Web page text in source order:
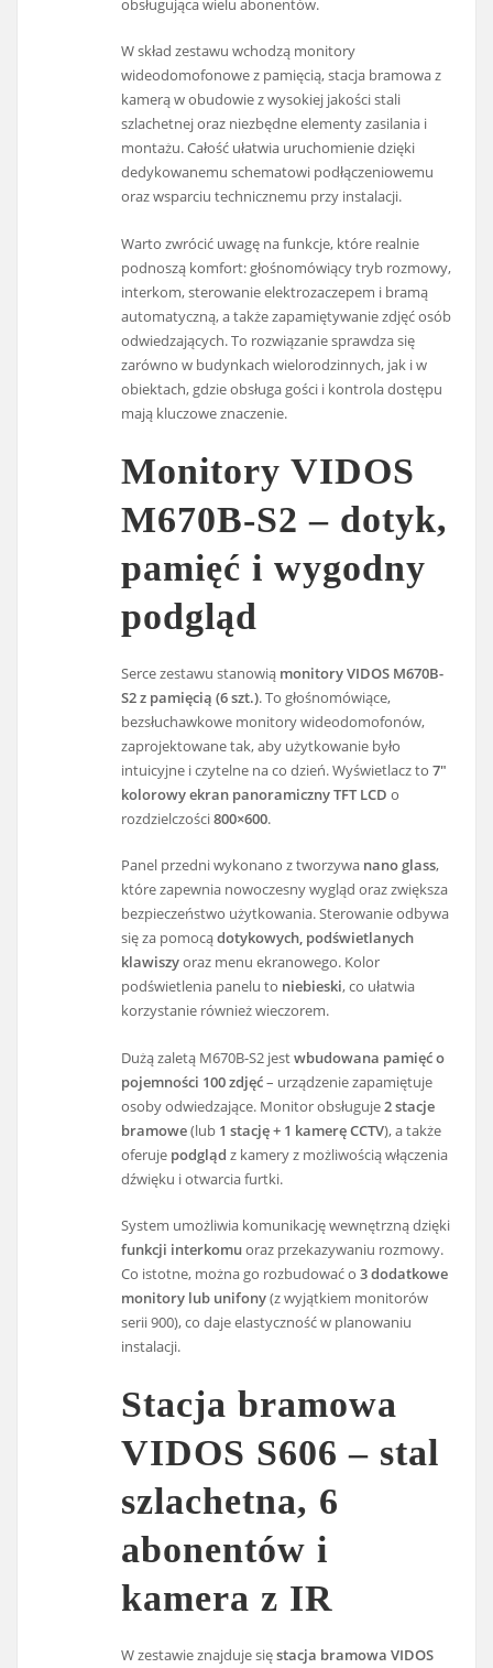
obsługująca wielu abonentów.
W skład zestawu wchodzą monitory
wideodomofonowe z pamięcią, stacja bramowa z
kamerą w obudowie z wysokiej jakości stali
szlachetnej oraz niezbędne elementy zasilania i
montażu. Całość ułatwia uruchomienie dzięki
dedykowanemu schematowi podłączeniowemu
oraz wsparciu technicznemu przy instalacji.
Warto zwrócić uwagę na funkcje, które realnie
podnoszą komfort: głośnomówiący tryb rozmowy,
interkom, sterowanie elektrozaczepem i bramą
automatyczną, a także zapamiętywanie zdjęć osób
odwiedzających. To rozwiązanie sprawdza się
zarówno w budynkach wielorodzinnych, jak i w
obiektach, gdzie obsługa gości i kontrola dostępu
mają kluczowe znaczenie.
Monitory VIDOS
M670B-S2 – dotyk,
pamięć i wygodny
podgląd
Serce zestawu stanowią monitory VIDOS M670B-
S2 z pamięcią (6 szt.). To głośnomówiące,
bezsłuchawkowe monitory wideodomofonów,
zaprojektowane tak, aby użytkowanie było
intuicyjne i czytelne na co dzień. Wyświetlacz to7"
kolorowy ekran panoramiczny TFT LCD o
rozdzielczości800×600.
Panel przedni wykonano z tworzywa nano glass,
które zapewnia nowoczesny wygląd oraz zwiększa
bezpieczeństwo użytkowania. Sterowanie odbywa
się za pomocądotykowych, podświetlanych
klawiszyoraz menu ekranowego. Kolor
podświetlenia panelu to niebieski, co ułatwia
korzystanie również wieczorem.
Dużą zaletą M670B-S2 jestwbudowana pamięć o
pojemności 100 zdjęć– urządzenie zapamiętuje
osoby odwiedzające. Monitor obsługuje2 stacje
bramowe(lub 1 stację + 1 kamerę CCTV), a także
oferuje podgląd z kamery z możliwością włączenia
dźwięku i otwarcia furtki.
System umożliwia komunikację wewnętrzną dzięki
funkcji interkomuoraz przekazywaniu rozmowy.
Co istotne, można go rozbudować o3 dodatkowe
monitory lub unifony(z wyjątkiem monitorów
serii 900), co daje elastyczność w planowaniu
instalacji.
Stacja bramowa
VIDOS S606 – stal
szlachetna, 6
abonentów i
kamera z IR
W zestawie znajduje sięstacja bramowa VIDOS